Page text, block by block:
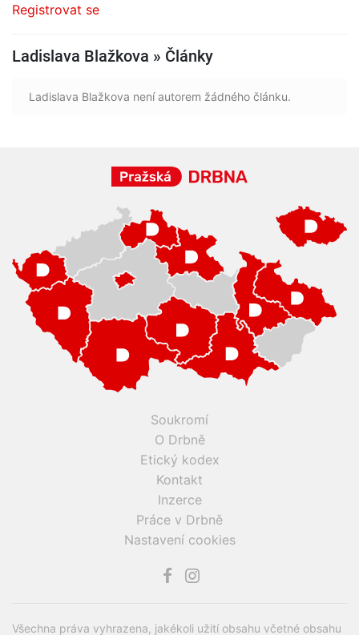
Registrovat se
Ladislava Blažkova » Články
Ladislava Blažkova není autorem žádného článku.
Soukromí
O Drbně
Etický kodex
Kontakt
Inzerce
Práce v Drbně
Nastavení cookies
Všechna práva vyhrazena, jakékoli užití obsahu včetné obsahu